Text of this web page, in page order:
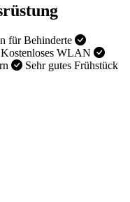
für Behinderte
Kostenloses WLAN
Sehr gutes Frühstück